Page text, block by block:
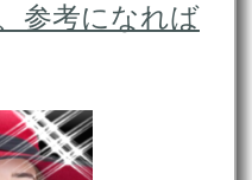
参考になれば